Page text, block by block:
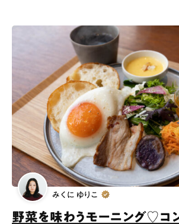
野菜を味わうモーニング♡コ
みくに ゆりこ